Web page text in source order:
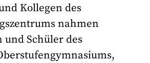
Kollegen des
nahmen
Schüler des